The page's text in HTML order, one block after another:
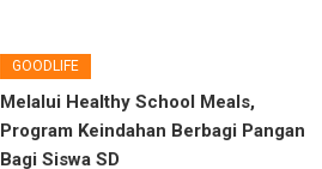
GOODLIFE
Melalui Healthy School Meals,
Program Keindahan Berbagi Pangan
Bagi Siswa SD